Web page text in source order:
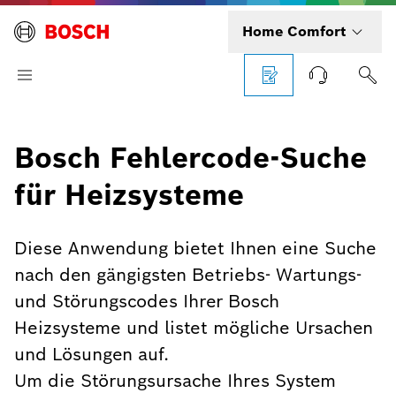
Home Comfort
Bosch Fehlercode-Suche
für Heizsysteme
Diese Anwendung bietet Ihnen eine Suche
nach den gängigsten Betriebs- Wartungs-
und Störungscodes Ihrer Bosch
Heizsysteme und listet mögliche Ursachen
und Lösungen auf.
Um die Störungsursache Ihres System